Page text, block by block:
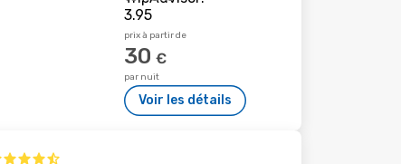
prix à partir de
30 €
par nuit
Voir les détails